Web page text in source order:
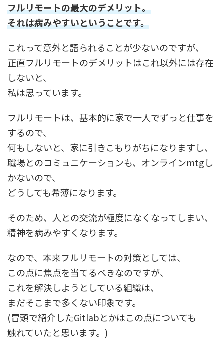
フルリモートの最大のデメリット。
それは病みやすいということです。
これって意外と語られることが少ないのですが、
正直フルリモートのデメリットはこれ以外には存在
しないと、
私は思っています。
フルリモートは、基本的に家で一人でずっと仕事を
するので、
何もしないと、家に引きこもりがちになりますし、
職場とのコミュニケーションも、オンラインmtgし
かないので、
どうしても希薄になります。
そのため、人との交流が極度になくなってしまい、
精神を病みやすくなります。
なので、本来フルリモートの対策としては、
この点に焦点を当てるべきなのですが、
これを解決しようとしている組織は、
まだそこまで多くない印象です。
(冒頭で紹介したGitlabとかはこの点についても
触れていたと思います。)